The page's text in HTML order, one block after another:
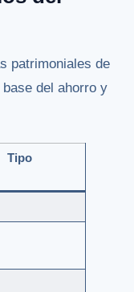
patrimoniales de
del ahorro y
Tipo